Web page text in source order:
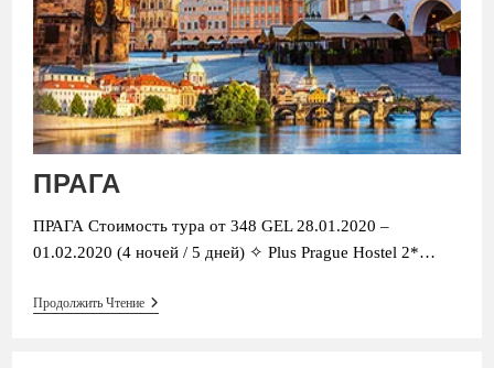
ПРАГА
ПРАГА Стоимость тура от 348 GEL 28.01.2020 –
01.02.2020 (4 ночей / 5 дней) ✧ Plus Prague Hostel 2*…
Продолжить ЧтениеПРАГА